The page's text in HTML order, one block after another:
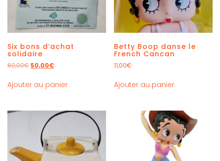
Six bons d’achat
solidaire
60,00€ 50,00€
Ajouter au panier
Betty Boop danse le
French Cancan
11,00€
Ajouter au panier